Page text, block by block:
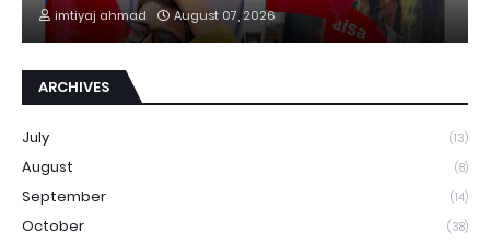
imtiyaj ahmad August 07, 2026
ARCHIVES
July (13)
August (8)
September (14)
October (38)